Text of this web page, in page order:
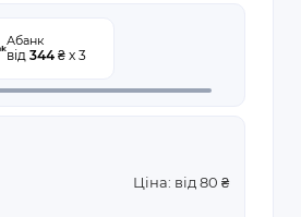
Абанк
від 344₴ x 3
Ціна: від 80 ₴